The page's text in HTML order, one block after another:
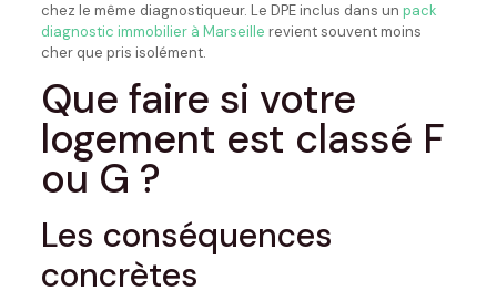
chez le même diagnostiqueur. Le DPE inclus dans un pack
diagnostic immobilier à Marseille revient souvent moins
cher que pris isolément.
Que faire si votre
logement est classé F
ou G ?
Les conséquences
concrètes